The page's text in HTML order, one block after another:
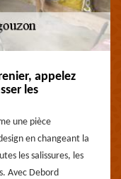
appelez
les
une pièce
en changeant la
les salissures, les
Avec Debord